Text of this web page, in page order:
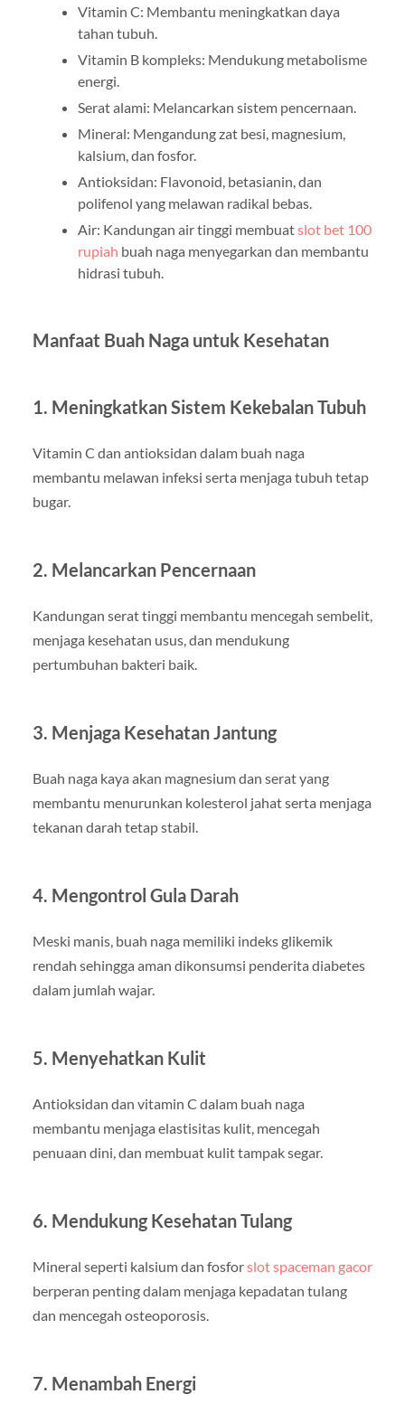
Vitamin C: Membantu meningkatkan daya
tahan tubuh.
Vitamin B kompleks: Mendukung metabolisme
energi.
Serat alami: Melancarkan sistem pencernaan.
Mineral: Mengandung zat besi, magnesium,
kalsium, dan fosfor.
Antioksidan: Flavonoid, betasianin, dan
polifenol yang melawan radikal bebas.
Air: Kandungan air tinggi membuatslot bet 100
rupiah buah naga menyegarkan dan membantu
hidrasi tubuh.
Manfaat Buah Naga untuk Kesehatan
1. Meningkatkan Sistem Kekebalan Tubuh
Vitamin C dan antioksidan dalam buah naga
membantu melawan infeksi serta menjaga tubuh tetap
bugar.
2. Melancarkan Pencernaan
Kandungan serat tinggi membantu mencegah sembelit,
menjaga kesehatan usus, dan mendukung
pertumbuhan bakteri baik.
3. Menjaga Kesehatan Jantung
Buah naga kaya akan magnesium dan serat yang
membantu menurunkan kolesterol jahat serta menjaga
tekanan darah tetap stabil.
4. Mengontrol Gula Darah
Meski manis, buah naga memiliki indeks glikemik
rendah sehingga aman dikonsumsi penderita diabetes
dalam jumlah wajar.
5. Menyehatkan Kulit
Antioksidan dan vitamin C dalam buah naga
membantu menjaga elastisitas kulit, mencegah
penuaan dini, dan membuat kulit tampak segar.
6. Mendukung Kesehatan Tulang
Mineral seperti kalsium dan fosforslot spaceman gacor
berperan penting dalam menjaga kepadatan tulang
dan mencegah osteoporosis.
7. Menambah Energi